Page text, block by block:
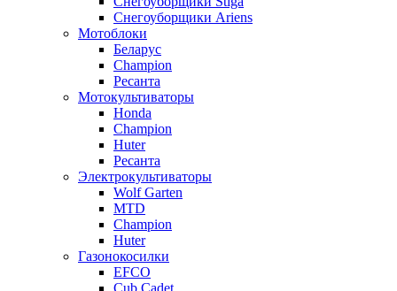
Снегоуборщики Ariens
Мотоблоки
Беларус
Champion
Ресанта
Мотокультиваторы
Honda
Champion
Huter
Ресанта
Электрокультиваторы
Wolf Garten
MTD
Champion
Huter
Газонокосилки
EFCO
Cub Cadet